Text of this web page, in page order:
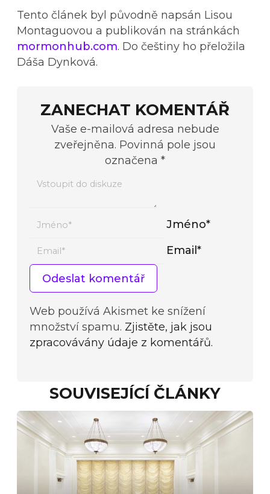
Tento článek byl původně napsán Lisou
Montaguovou a publikován na stránkách
mormonhub.com. Do češtiny ho přeložila
Dáša Dynková.
ZANECHAT KOMENTÁŘ
Vaše e-mailová adresa nebude
zveřejněna. Povinná pole jsou
označena *
Jméno*
Email*
Web používá Akismet ke snížení
množství spamu. Zjistěte, jak jsou
zpracovávány údaje z komentářů.
SOUVISEJÍCÍ ČLÁNKY